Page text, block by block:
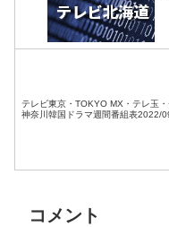
テレビ東京・TOKYO MX・テレ玉
神奈川韓国ドラマ週間番組表2022/
コメント